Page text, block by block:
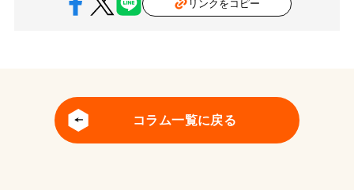
リンクをコピー
コラム一覧に戻る